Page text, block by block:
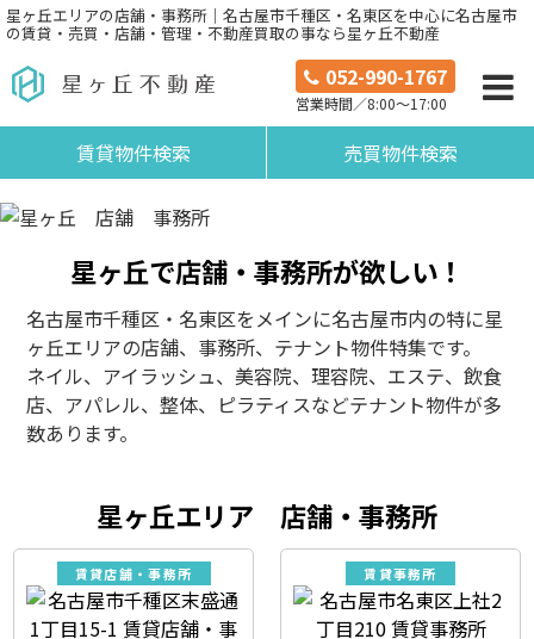
星ヶ丘エリアの店舗・事務所｜名古屋市千種区・名東区を中心に名古屋市
の賃貸・売買・店舗・管理・不動産買取の事なら星ヶ丘不動産
052-990-1767
営業時間／8:00～17:00
賃貸物件検索 売買物件検索
星ヶ丘で店舗・事務所が欲しい！
名古屋市千種区・名東区をメインに名古屋市内の特に星
ヶ丘エリアの店舗、事務所、テナント物件特集です。
ネイル、アイラッシュ、美容院、理容院、エステ、飲食
店、アパレル、整体、ピラティスなどテナント物件が多
数あります。
星ヶ丘エリア 店舗・事務所
賃貸店舗・事務所 賃貸事務所